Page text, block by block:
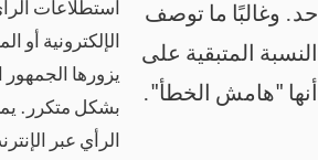
على
استطلاعات الرأي على المواقع
الإلكترونية أو المدونات التي
يزورها الجمهور المستهدف
بشكل متكرر. يمكن لاستطلاعات
الرأي عبر الإنترنت الاستعانة